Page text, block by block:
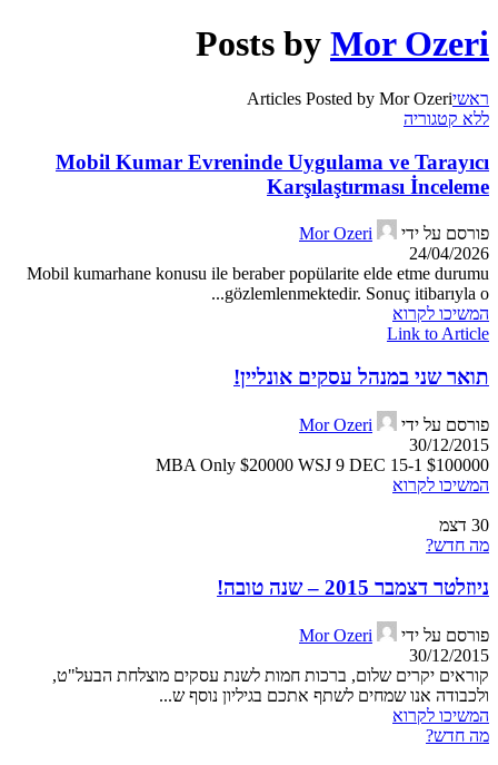
Posts by Mor Ozeri
ראשיArticles Posted by Mor Ozeri
ללא קטגוריה
Mobil Kumar Evreninde Uygulama ve Tarayıcı
Karşılaştırması İnceleme
פורסם על ידי
Mor Ozeri
24/04/2026
Mobil kumarhane konusu ile beraber popülarite elde etme durumu
gözlemlenmektedir. Sonuç itibarıyla o...
המשיכו לקרוא
Link to Article
תואר שני במנהל עסקים אונליין!
פורסם על ידי
Mor Ozeri
30/12/2015
$100000 MBA Only $20000 WSJ 9 DEC 15-1
המשיכו לקרוא
30 דצמ
מה חדש?
ניוזלטר דצמבר 2015 – שנה טובה!
פורסם על ידי
Mor Ozeri
30/12/2015
קוראים יקרים שלום, ברכות חמות לשנת עסקים מוצלחת הבעל"ט,
ולכבודה אנו שמחים לשתף אתכם בגיליון נוסף ש...
המשיכו לקרוא
מה חדש?